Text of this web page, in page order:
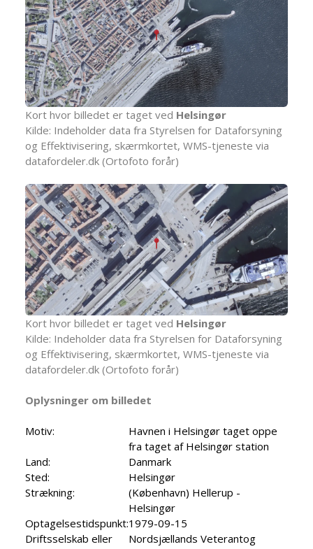
Kort hvor billedet er taget ved Helsingør
Kilde: Indeholder data fra Styrelsen for Dataforsyning
og Effektivisering, skærmkortet, WMS-tjeneste via
datafordeler.dk (Ortofoto forår)
Kort hvor billedet er taget ved Helsingør
Kilde: Indeholder data fra Styrelsen for Dataforsyning
og Effektivisering, skærmkortet, WMS-tjeneste via
datafordeler.dk (Ortofoto forår)
Oplysninger om billedet
Motiv:
Havnen i Helsingør taget oppe
fra taget af Helsingør station
Land:
Danmark
Sted:
Helsingør
Strækning:
(København) Hellerup -
Helsingør
Optagelsestidspunkt:1979-09-15
Driftsselskab eller
Nordsjællands Veterantog